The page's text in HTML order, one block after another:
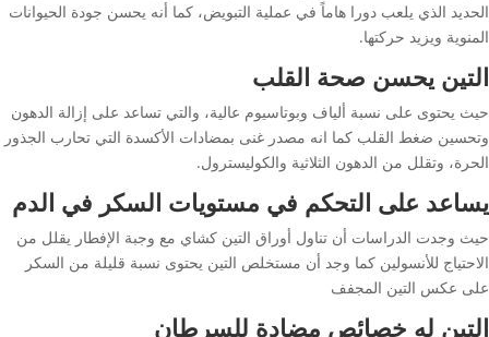
الحديد الذي يلعب دورا هاماً في عملية التبويض، كما أنه يحسن جودة الحيوانات
المنوية ويزيد حركتها.
التين يحسن صحة القلب
حيث يحتوى على نسبة ألياف وبوتاسيوم عالية، والتي تساعد على إزالة الدهون
وتحسين ضغط القلب كما انه مصدر غنى بمضادات الأكسدة التي تحارب الجذور
الحرة، وتقلل من الدهون الثلاثية والكوليسترول.
يساعد على التحكم في مستويات السكر في الدم
حيث وجدت الدراسات أن تناول أوراق التين كشاي مع وجبة الإفطار يقلل من
الاحتياج للأنسولين كما وجد أن مستخلص التين يحتوى نسبة قليلة من السكر
على عكس التين المجفف
التين له خصائص مضادة للسرطان